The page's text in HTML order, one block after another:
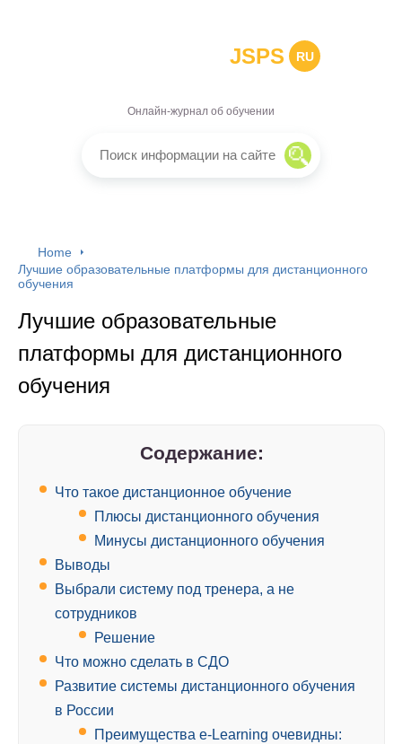
JSPS RU
Онлайн-журнал об обучении
Home
Лучшие образовательные платформы для дистанционного
обучения
Лучшие образовательные
платформы для дистанционного
обучения
Содержание:
Что такое дистанционное обучение
Плюсы дистанционного обучения
Минусы дистанционного обучения
Выводы
Выбрали систему под тренера, а не
сотрудников
Решение
Что можно сделать в СДО
Развитие системы дистанционного обучения
в России
Преимущества e-Learning очевидны: